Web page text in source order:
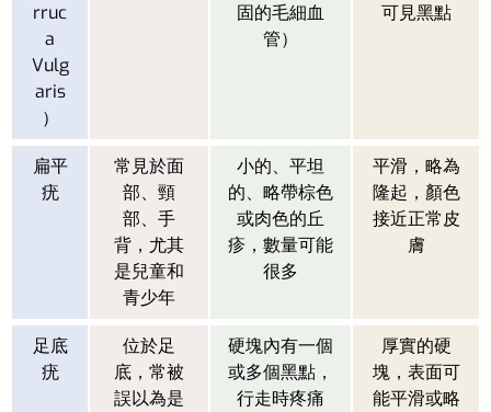
rruc
a
Vulg
aris
）
固的毛細血
管）
可見黑點
扁平
疣
常見於面
部、頸
部、手
背，尤其
是兒童和
青少年
小的、平坦
的、略帶棕色
或肉色的丘
疹，數量可能
很多
平滑，略為
隆起，顏色
接近正常皮
膚
足底
疣
位於足
底，常被
誤以為是
硬塊內有一個
或多個黑點，
行走時疼痛
厚實的硬
塊，表面可
能平滑或略